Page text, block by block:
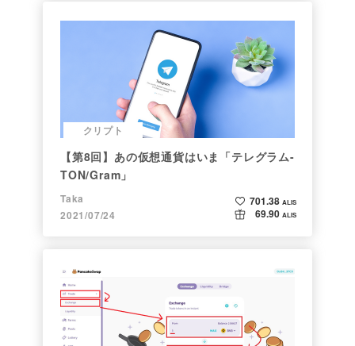
クリプト
【第8回】あの仮想通貨はいま「テレグラム-
TON/Gram」
Taka
2021/07/24
701.38 ALIS
69.90 ALIS